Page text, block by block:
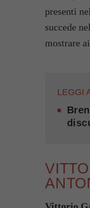
presenti
succede
mostrare
LEGGI